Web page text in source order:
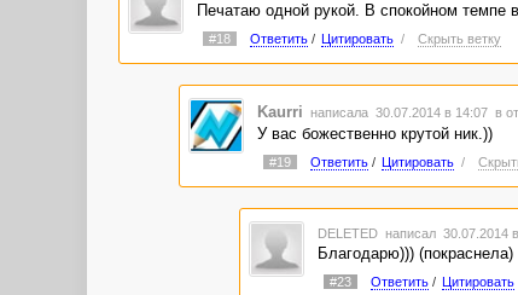
Печатаю одной рукой. В спокойном темпе
#18 Ответить/ Цитировать / Скрыть ветку
Kaurri написала 30.07.2014 в 14:07 в
У вас божественно крутой ник.))
#19 Ответить/ Цитировать /
DELETED написал 30.07.2014
Благодарю))) (покраснела)
#23 Ответить/ Цитировать